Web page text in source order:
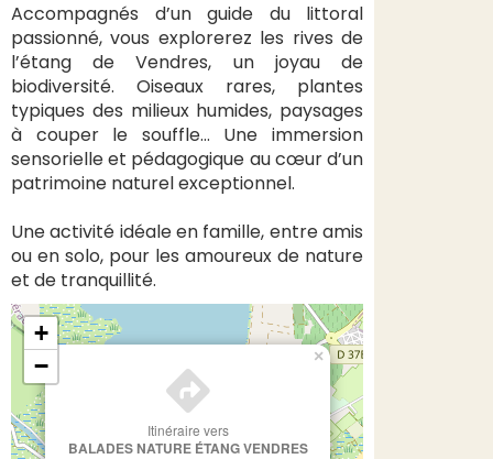
Accompagnés d’un guide du littoral
passionné, vous explorerez les rives de
l’étang de Vendres, un joyau de
biodiversité. Oiseaux rares, plantes
typiques des milieux humides, paysages
à couper le souffle… Une immersion
sensorielle et pédagogique au cœur d’un
patrimoine naturel exceptionnel.
Une activité idéale en famille, entre amis
ou en solo, pour les amoureux de nature
et de tranquillité.
Itinéraire vers
BALADES NATURE ÉTANG VENDRES
×
+
−